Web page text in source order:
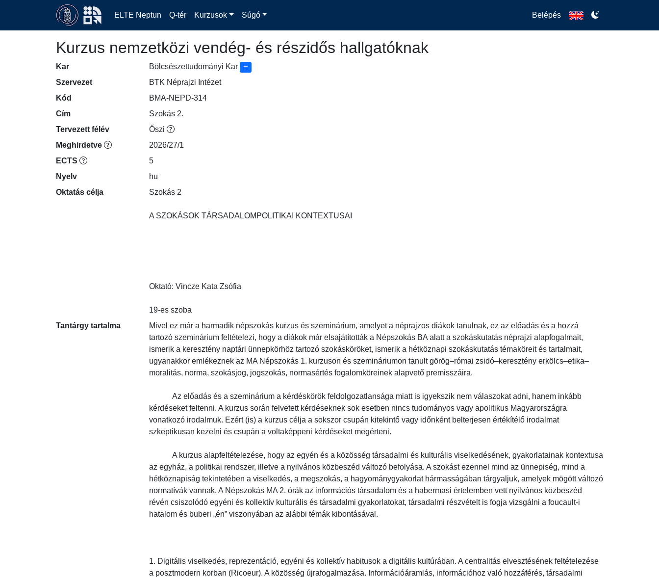
ELTE Neptun Q-tér Kurzusok Súgó Belépés
Kurzus nemzetközi vendég- és részidős hallgatóknak
Kar
Bölcsészettudományi Kar
Szervezet
BTK Néprajzi Intézet
Kód
BMA-NEPD-314
Cím
Szokás 2.
Tervezett félév
Őszi
Meghirdetve
2026/27/1
ECTS
5
Nyelv
hu
Oktatás célja
Szokás 2
A SZOKÁSOK TÁRSADALOMPOLITIKAI KONTEXTUSAI
Oktató: Vincze Kata Zsófia
19-es szoba
Tantárgy tartalma
Mivel ez már a harmadik népszokás kurzus és szeminárium, amelyet a néprajzos diákok tanulnak, ez az előadás és a hozzá
tartozó szeminárium feltételezi, hogy a diákok már elsajátították a Népszokás BA alatt a szokáskutatás néprajzi alapfogalmait,
ismerik a keresztény naptári ünnepkörhöz tartozó szokásköröket, ismerik a hétköznapi szokáskutatás témaköreit és tartalmait,
ugyanakkor emlékeznek az MA Népszokás 1. kurzuson és szemináriumon tanult görög–római zsidó–keresztény erkölcs–etika–
moralitás, norma, szokásjog, jogszokás, normasértés fogalomköreinek alapvető premisszáira.
Az előadás és a szeminárium a kérdéskörök feldolgozatlansága miatt is igyekszik nem válaszokat adni, hanem inkább
kérdéseket feltenni. A kurzus során felvetett kérdéseknek sok esetben nincs tudományos vagy apolitikus Magyarországra
vonatkozó irodalmuk. Ezért (is) a kurzus célja a sokszor csupán kitekintő vagy időnként belterjesen értékítélő irodalmat
szkeptikusan kezelni és csupán a voltaképpeni kérdéseket megérteni.
A kurzus alapfeltételezése, hogy az egyén és a közösség társadalmi és kulturális viselkedésének, gyakorlatainak kontextusa
az egyház, a politikai rendszer, illetve a nyilvános közbeszéd változó befolyása. A szokást ezennel mind az ünnepiség, mind a
hétköznapiság tekintetében a viselkedés, a megszokás, a hagyománygyakorlat hármasságában tárgyaljuk, amelyek mögött változó
normatívák vannak. A Népszokás MA 2. órák az információs társadalom és a habermasi értelemben vett nyilvános közbeszéd
révén csiszolódó egyéni és kollektív kulturális és társadalmi gyakorlatokat, társadalmi részvételt is fogja vizsgálni a foucault-i
hatalom és buberi „én” viszonyában az alábbi témák kibontásával.
1. Digitális viselkedés, reprezentáció, egyéni és kollektív habitusok a digitális kultúrában. A centralitás elvesztésének feltételezése
a posztmodern korban (Ricoeur). A közösség újrafogalmazása. Információáramlás, információhoz való hozzáférés, társadalmi